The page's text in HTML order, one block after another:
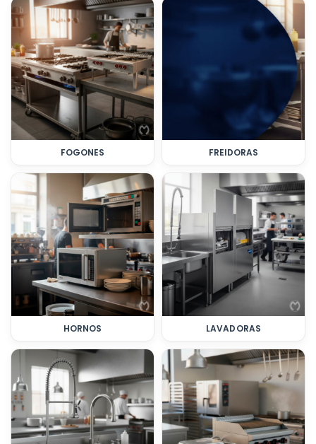
FOGONES FREIDORAS
HORNOS LAVADORAS